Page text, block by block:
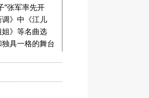
”张军率先开
》中《江儿
》等名曲选
具一格的舞台
之美的同时进
时主题。